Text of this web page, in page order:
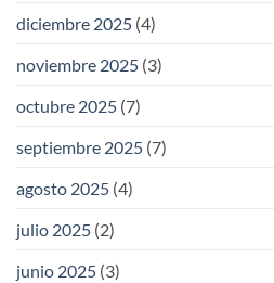
diciembre 2025 (4)
noviembre 2025 (3)
octubre 2025 (7)
septiembre 2025 (7)
agosto 2025 (4)
julio 2025 (2)
junio 2025 (3)